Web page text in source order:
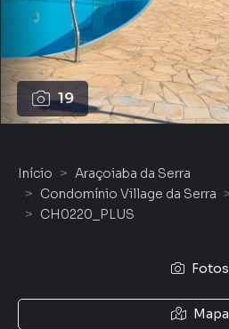
19
Início
Araçoiaba da Serra
Condomínio Village da Serra
CH0220_PLUS
Fotos
Mapa